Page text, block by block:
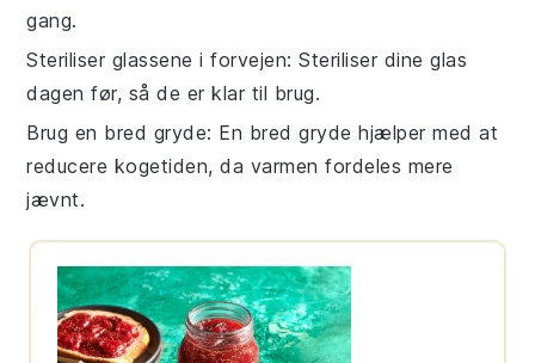
gang.
Steriliser glassene i forvejen: Steriliser dineglas
dagen før, så de er klar til brug.
Brug en bred gryde: En bredgryde hjælper med at
reducere kogetiden, da varmen fordeles mere
jævnt.